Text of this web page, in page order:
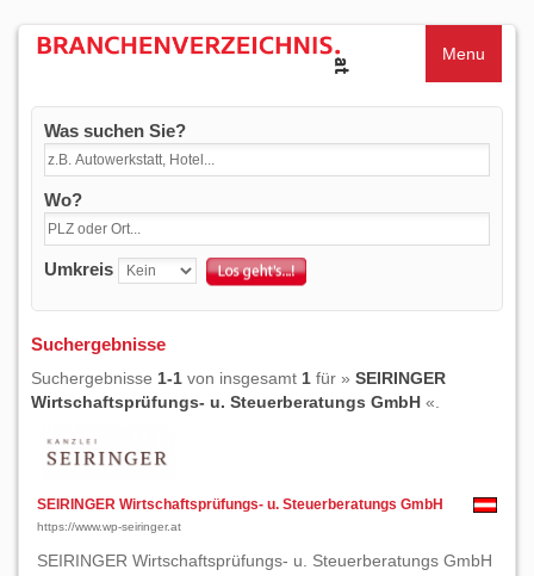
Menu
Was suchen Sie?
Wo?
Umkreis
Suchergebnisse
Suchergebnisse 1-1 von insgesamt 1 für » SEIRINGER
Wirtschaftsprüfungs- u. Steuerberatungs GmbH «.
SEIRINGER Wirtschaftsprüfungs- u. Steuerberatungs GmbH
https://www.wp-seiringer.at
SEIRINGER Wirtschaftsprüfungs- u. Steuerberatungs GmbH